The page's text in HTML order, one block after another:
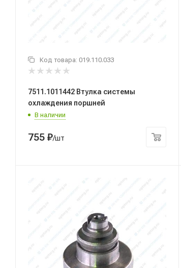
Код товара: 019.110.033
7511.1011442 Втулка системы
охлаждения поршней
В наличии
755 ₽/шт